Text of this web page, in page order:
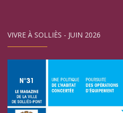
VIVRE À SOLLIÈS - JUIN 2026